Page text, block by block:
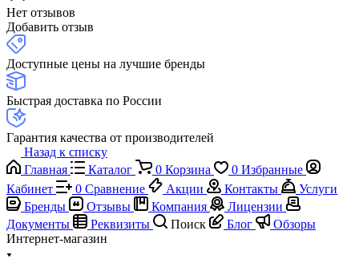
Нет отзывов
Добавить отзыв
Доступные цены на лучшие бренды
Быстрая доставка по России
Гарантия качества от производителей
Назад к списку
Главная
Каталог 0 Корзина 0 Избранные
Кабинет
0 Сравнение Акции Контакты
Услуги
Бренды
Отзывы Компания
Лицензии
Документы
Реквизиты Поиск Блог
Обзоры
Интернет-магазин